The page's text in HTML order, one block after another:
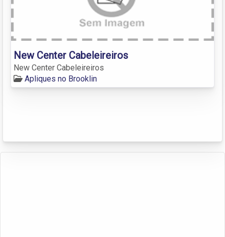
New Center Cabeleireiros
New Center Cabeleireiros
Apliques no Brooklin